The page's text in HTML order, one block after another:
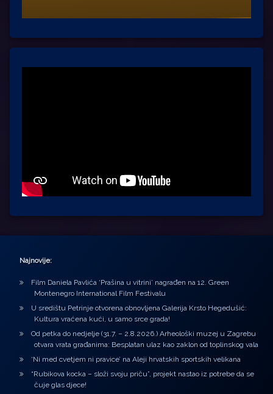
Najnovije:
Film Daniela Pavlića ‘Prašina u vitrini’ nagrađen na 12. Green
Montenegro International Film Festivalu
U središtu Petrinje otvorena obnovljena Galerija Krsto Hegedušić:
Kultura vraćena kući, u samo srce grada!
Od petka do nedjelje (31.7. – 2.8.2026.) Arheološki muzej u Zagrebu
otvara vrata građanima: Besplatan ulaz kao zaklon od toplinskog vala
‘Ni med cvetjem ni pravice’ na Aleji hrvatskih sportskih velikana
“Rubikova kocka – složi svoju priču”, projekt nastao iz potrebe da se
čuje glas djece!